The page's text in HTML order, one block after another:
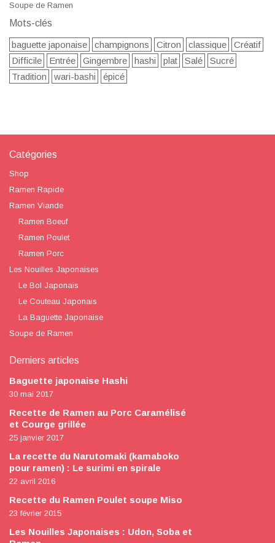
Soupe de Ramen
Mots-clés
baguette japonaise champignons Citron classique
Créatif
Difficile
Entrée Gingembre hashi plat Salé
Sucré
Tradition
wari-bashi épicé
Catégories
Shop
Ramen Rapide
Ramen Viande
Ramen Boeuf
Ramen Poulet
Ramen Porc
Les Nouilles Japonaises
Le Bol Japonais
Le Couteau Japonais
La Baguette Japonaise
Soupe de Ramen
Derniers articles
Baguette japonaise Hashi
30 mai 2017
Recette de Ramen au Porc Caramélisé
et Courge grillée
25 janvier 2017
La recette du Narutomaki (kamaboko
pour ramen) : Le surimi en spirale
22 avril 2016
Recette du Ramen Poulet soupe Miso
23 février 2015
Les Nouilles Japonaises : Udon, Soba et